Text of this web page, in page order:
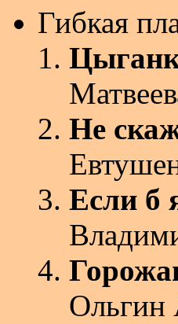
Гибкая
Не
Если б
Ольгин